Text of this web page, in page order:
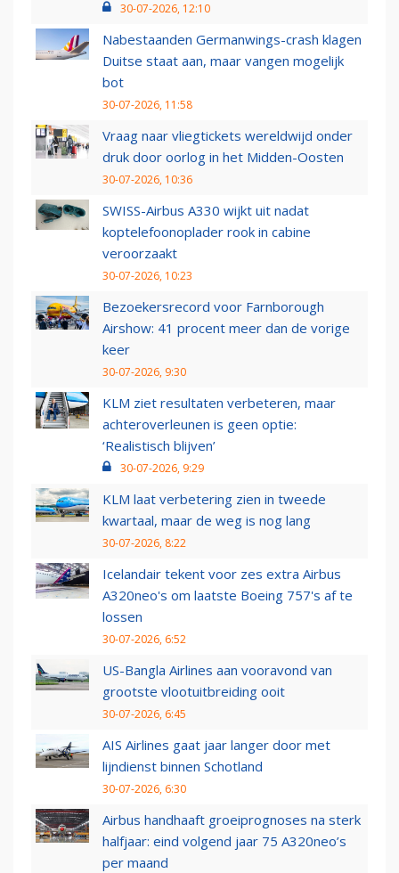
30-07-2026, 12:10
Nabestaanden Germanwings-crash klagen
Duitse staat aan, maar vangen mogelijk
bot
30-07-2026, 11:58
Vraag naar vliegtickets wereldwijd onder
druk door oorlog in het Midden-Oosten
30-07-2026, 10:36
SWISS-Airbus A330 wijkt uit nadat
koptelefoonoplader rook in cabine
veroorzaakt
30-07-2026, 10:23
Bezoekersrecord voor Farnborough
Airshow: 41 procent meer dan de vorige
keer
30-07-2026, 9:30
KLM ziet resultaten verbeteren, maar
achteroverleunen is geen optie:
‘Realistisch blijven’
30-07-2026, 9:29
KLM laat verbetering zien in tweede
kwartaal, maar de weg is nog lang
30-07-2026, 8:22
Icelandair tekent voor zes extra Airbus
A320neo's om laatste Boeing 757's af te
lossen
30-07-2026, 6:52
US-Bangla Airlines aan vooravond van
grootste vlootuitbreiding ooit
30-07-2026, 6:45
AIS Airlines gaat jaar langer door met
lijndienst binnen Schotland
30-07-2026, 6:30
Airbus handhaaft groeiprognoses na sterk
halfjaar: eind volgend jaar 75 A320neo’s
per maand